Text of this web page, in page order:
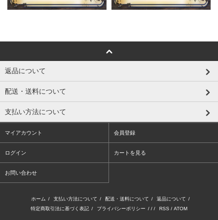
返品について
配送・送料について
支払い方法について
マイアカウント 会員登録
ログイン カートを見る
お問い合わせ
ホーム / 支払い方法について / 配送・送料について / 返品について /
特定商取引法に基づく表記 / プライバシーポリシー / / / RSS / ATOM